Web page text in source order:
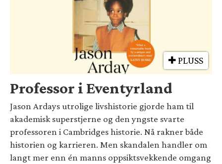
PLUSS
Professor i Eventyrland
Jason Ardays utrolige livshistorie gjorde ham til
akademisk superstjerne og den yngste svarte
professoren i Cambridges historie. Nå rakner både
historien og karrieren. Men skandalen handler om
langt mer enn én manns oppsiktsvekkende omgang